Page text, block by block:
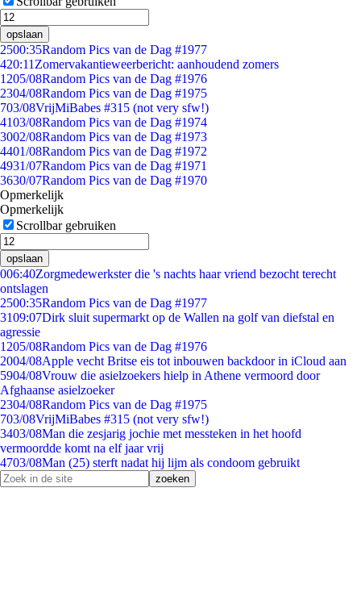
opslaan
2500:35Random Pics van de Dag #1977
420:11 Zomervakantieweerbericht: aanhoudend zomers
1205/08Random Pics van de Dag #1976
2304/08Random Pics van de Dag #1975
703/08VrijMiBabes #315 (not very sfw!)
4103/08Random Pics van de Dag #1974
3002/08Random Pics van de Dag #1973
4401/08Random Pics van de Dag #1972
4931/07Random Pics van de Dag #1971
3630/07Random Pics van de Dag #1970
Opmerkelijk
Opmerkelijk
Scrollbar gebruiken
opslaan
006:40Zorgmedewerkster die 's nachts haar vriend bezocht terecht
ontslagen
2500:35Random Pics van de Dag #1977
3109:07Dirk sluit supermarkt op de Wallen na golf van diefstal en
agressie
1205/08Random Pics van de Dag #1976
2004/08Apple vecht Britse eis tot inbouwen backdoor in iCloud aan
5904/08Vrouw die asielzoekers hielp in Athene vermoord door
Afghaanse asielzoeker
2304/08Random Pics van de Dag #1975
703/08VrijMiBabes #315 (not very sfw!)
3403/08Man die zesjarig jochie met messteken in het hoofd
vermoordde komt na elf jaar vrij
4703/08Man (25) sterft nadat hij lijm als condoom gebruikt